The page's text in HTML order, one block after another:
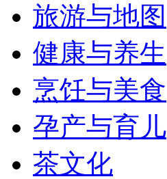
旅游与地图
健康与养生
烹饪与美食
孕产与育儿
茶文化